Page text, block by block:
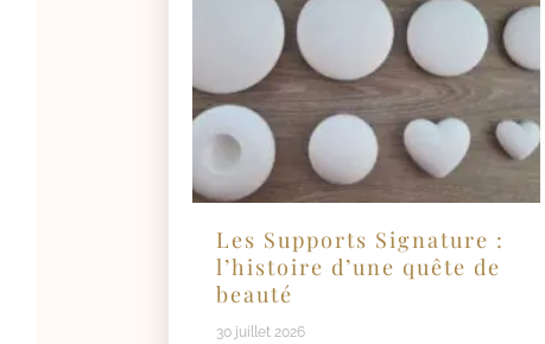
Les Supports Signature :
l’histoire d’une quête de
beauté
30 juillet 2026